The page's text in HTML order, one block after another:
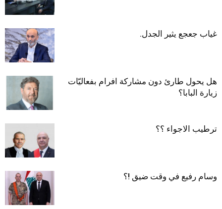
غياب جعجع يثير الجدل.
هل يحول طارئ دون مشاركة افرام بفعاليّات
زيارة البابا؟
ترطيب الاجواء ؟؟
وسام رفيع في وقت ضيق !؟